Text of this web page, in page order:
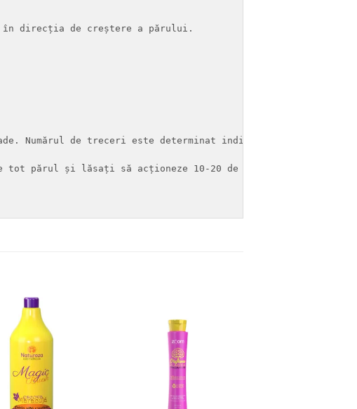
în direcția de creștere a părului.
Numărul de treceri este determinat individual, în funcție
tot părul și lăsați să acționeze 10-20 de minute.